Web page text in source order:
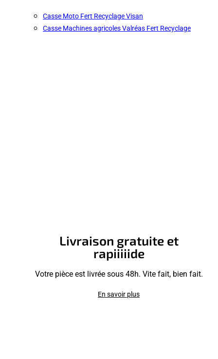
Casse Moto Fert Recyclage Visan
Casse Machines agricoles Valréas Fert Recyclage
Livraison gratuite et
rapiiiiide
Votre pièce est livrée sous 48h. Vite fait, bien fait.
En savoir plus